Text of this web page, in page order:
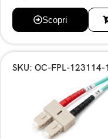
Scopri
SKU: OC-FPL-123114-